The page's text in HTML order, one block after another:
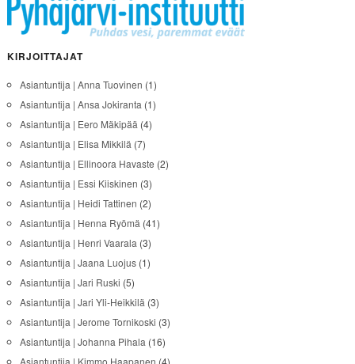
KIRJOITTAJAT
Asiantuntija | Anna Tuovinen (1)
Asiantuntija | Ansa Jokiranta (1)
Asiantuntija | Eero Mäkipää (4)
Asiantuntija | Elisa Mikkilä (7)
Asiantuntija | Ellinoora Havaste (2)
Asiantuntija | Essi Kiiskinen (3)
Asiantuntija | Heidi Tattinen (2)
Asiantuntija | Henna Ryömä (41)
Asiantuntija | Henri Vaarala (3)
Asiantuntija | Jaana Luojus(1)
Asiantuntija | Jari Ruski (5)
Asiantuntija | Jari Yli-Heikkilä (3)
Asiantuntija | Jerome Tornikoski (3)
Asiantuntija | Johanna Pihala (16)
Asiantuntija | Kimmo Haapanen (4)